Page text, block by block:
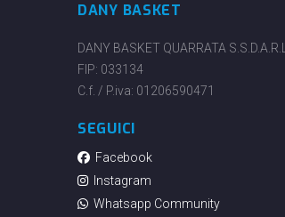
DANY BASKET
DANY BASKET QUARRATA S.S.D.A.R.L.
FIP: 033134
C.f. / P.iva: 01206590471
SEGUICI
Facebook
Instagram
Whatsapp Community